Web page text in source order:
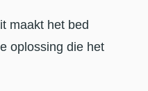
maakt het bed
oplossing die het